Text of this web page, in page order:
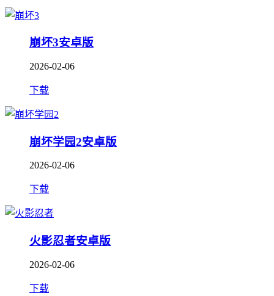
崩坏3安卓版
2026-02-06
下载
崩坏学园2安卓版
2026-02-06
下载
火影忍者安卓版
2026-02-06
下载